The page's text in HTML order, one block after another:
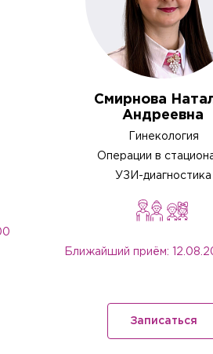
Смирнова
Андреевна
Гинекология
Операции в
УЗИ-диагностика
Ближайший приём:
Записаться
что я ознакомлен и согласен с условиями
данных